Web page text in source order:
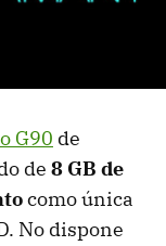
G90 de
de 8 GB de
como única
No dispone